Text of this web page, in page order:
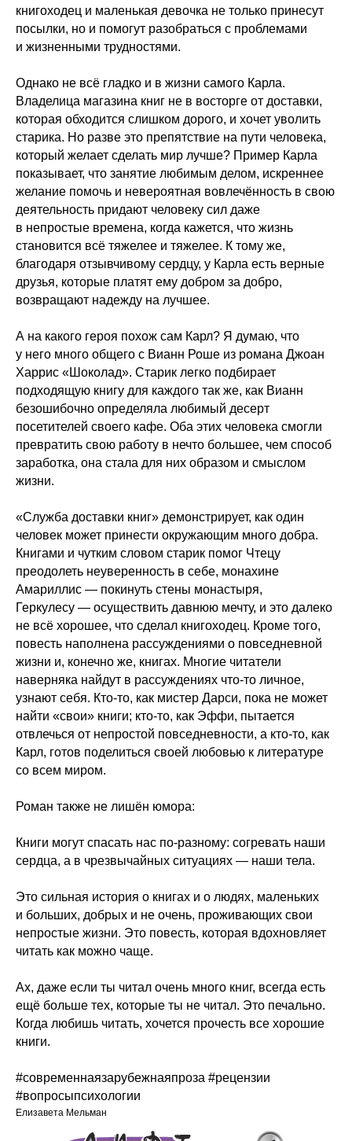
книгоходец и маленькая девочка не только принесут
посылки, но и помогут разобраться с проблемами
и жизненными трудностями.
Однако не всё гладко и в жизни самого Карла.
Владелица магазина книг не в восторге от доставки,
которая обходится слишком дорого, и хочет уволить
старика. Но разве это препятствие на пути человека,
который желает сделать мир лучше? Пример Карла
показывает, что занятие любимым делом, искреннее
желание помочь и невероятная вовлечённость в свою
деятельность придают человеку сил даже
в непростые времена, когда кажется, что жизнь
становится всё тяжелее и тяжелее. К тому же,
благодаря отзывчивому сердцу, у Карла есть верные
друзья, которые платят ему добром за добро,
возвращают надежду на лучшее.
А на какого героя похож сам Карл? Я думаю, что
у него много общего с Вианн Роше из романа Джоан
Харрис «Шоколад». Старик легко подбирает
подходящую книгу для каждого так же, как Вианн
безошибочно определяла любимый десерт
посетителей своего кафе. Оба этих человека смогли
превратить свою работу в нечто большее, чем способ
заработка, она стала для них образом и смыслом
жизни.
«Служба доставки книг» демонстрирует, как один
человек может принести окружающим много добра.
Книгами и чутким словом старик помог Чтецу
преодолеть неуверенность в себе, монахине
Амариллис — покинуть стены монастыря,
Геркулесу — осуществить давнюю мечту, и это далеко
не всё хорошее, что сделал книгоходец. Кроме того,
повесть наполнена рассуждениями о повседневной
жизни и, конечно же, книгах. Многие читатели
наверняка найдут в рассуждениях что-то личное,
узнают себя. Кто-то, как мистер Дарси, пока не может
найти «свои» книги; кто-то, как Эффи, пытается
отвлечься от непростой повседневности, а кто-то, как
Карл, готов поделиться своей любовью к литературе
со всем миром.
Роман также не лишён юмора:
Книги могут спасать нас по-разному: согревать наши
сердца, а в чрезвычайных ситуациях — наши тела.
Это сильная история о книгах и о людях, маленьких
и больших, добрых и не очень, проживающих свои
непростые жизни. Это повесть, которая вдохновляет
читать как можно чаще.
Ах, даже если ты читал очень много книг, всегда есть
ещё больше тех, которые ты не читал. Это печально.
Когда любишь читать, хочется прочесть все хорошие
книги.
#современнаязарубежнаяпроза #рецензии
#вопросыпсихологии
Елизавета Мельман